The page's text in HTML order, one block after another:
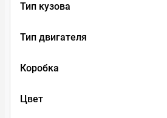
Тип кузова
Тип двигателя
Коробка
Цвет